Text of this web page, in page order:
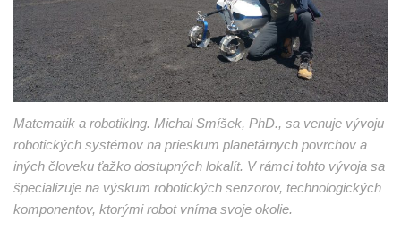
Matematik a robotikIng. Michal Smíšek, PhD., sa venuje vývoju
robotických systémov na prieskum planetárnych povrchov a
iných človeku ťažko dostupných lokalít. V rámci tohto vývoja sa
špecializuje na výskum robotických senzorov, technologických
komponentov, ktorými robot vníma svoje okolie.